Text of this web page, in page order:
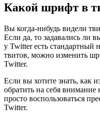
Какой шрифт в
Вы когда-нибудь видели
Если да, то задавались ли
у Twitter есть стандартный
твитов, можно изменить
Twitter.
Если вы хотите знать, как
обратить на себя
просто воспользоваться
Twitter.